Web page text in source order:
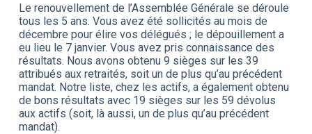
Le renouvellement de l’Assemblée Générale se déroule
tous les 5 ans. Vous avez été sollicités au mois de
décembre pour élire vos délégués ; le dépouillement a
eu lieu le 7 janvier. Vous avez pris connaissance des
résultats. Nous avons obtenu 9 sièges sur les 39
attribués aux retraités, soit un de plus qu’au précédent
mandat. Notre liste, chez les actifs, a également obtenu
de bons résultats avec 19 sièges sur les 59 dévolus
aux actifs (soit, là aussi, un de plus qu’au précédent
mandat).